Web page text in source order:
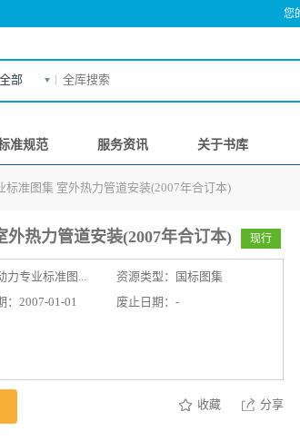
您
全部
准规范 服务资讯 关于书库
标准图集 室外热力管道安装(2007年合订本)
热力管道安装(2007年合订本) 现行
力专业标准图...
资源类型：国标图集
：2007-01-01
废止日期：-
收藏 分享